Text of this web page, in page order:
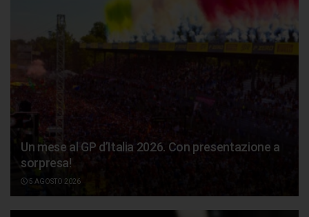
Un mese al GP d’Italia 2026. Con presentazione a
sorpresa!
5 AGOSTO 2026